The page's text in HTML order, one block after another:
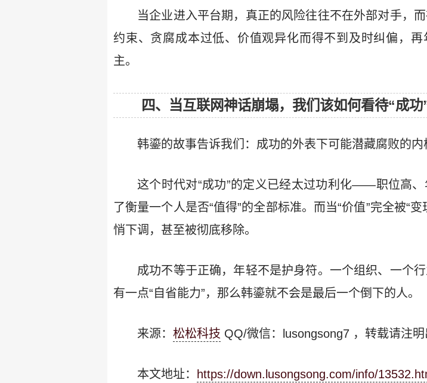
当企业进入平台期，真正的风险往往不在外部对手，
约束、贪腐成本过低、价值观异化而得不到及时纠偏，
主。
四、当互联网神话崩塌，我们该如何看待“成功
韩鎏的故事告诉我们：成功的外表下可能潜藏腐败的内
这个时代对“成功”的定义已经太过功利化——职位高
了衡量一个人是否“值得”的全部标准。而当“价值”完全被“
悄下调，甚至被彻底移除。
成功不等于正确，年轻不是护身符。一个组织、一个
有一点“自省能力”，那么韩鎏就不会是最后一个倒下的人。
来源： 松松科技 QQ/微信：lusongsong7 ，转载请注明
本文地址： https://down.lusongsong.com/info/